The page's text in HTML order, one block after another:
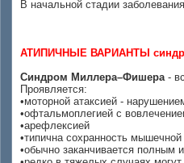
В начальной стадии
АТИПИЧНЫЕ ВАРИАНТЫ
Синдром Миллера–Фишера-
Проявляется:
•моторной атаксией -
•офтальмоплегией с
•арефлексией
•типична сохранность
•обычно заканчивается полным